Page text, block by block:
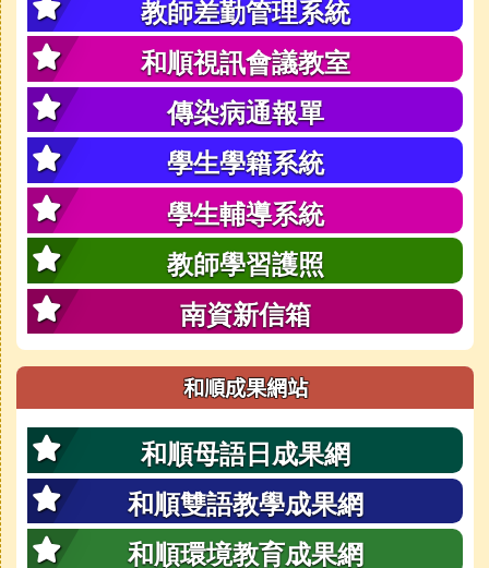
教師差勤管理系統
和順視訊會議教室
傳染病通報單
學生學籍系統
學生輔導系統
教師學習護照
南資新信箱
和順成果網站
和順母語日成果網
和順雙語教學成果網
和順環境教育成果網